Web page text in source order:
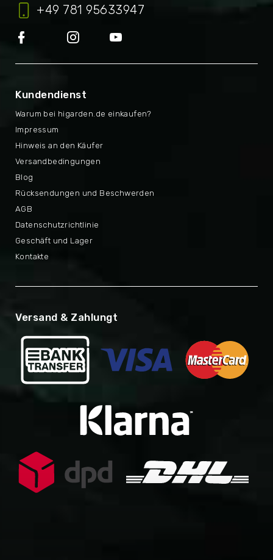
+49 781 95633947
Kundendienst
Warum bei higarden.de einkaufen?
Rücksendungen und Beschwerden
Impressum
AGB
Hinweis an den Käufer
Datenschutzrichtlinie
Versandbedingungen
Geschäft und Lager
Blog
Kontakte
Versand & Zahlungt